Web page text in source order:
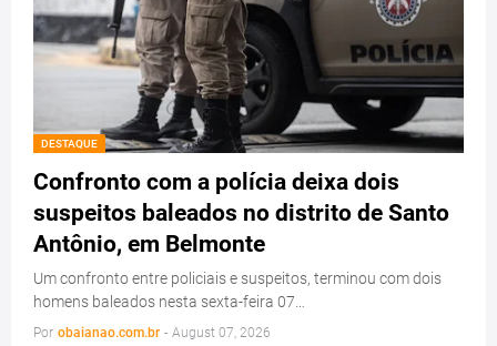
DESTAQUE
Confronto com a polícia deixa dois
suspeitos baleados no distrito de Santo
Antônio, em Belmonte
Um confronto entre policiais e suspeitos, terminou com dois
homens baleados nesta sexta-feira 07…
Por obaianao.com.br - August 07, 2026